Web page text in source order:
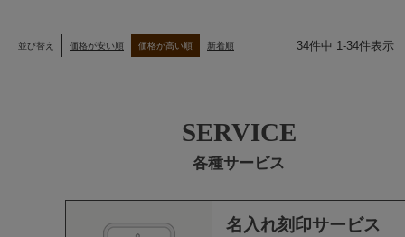
並び替え 価格が安い順 価格が高い順 新着順 34件中 1-34件表示
SERVICE
各種サービス
名入れ刻印サービス